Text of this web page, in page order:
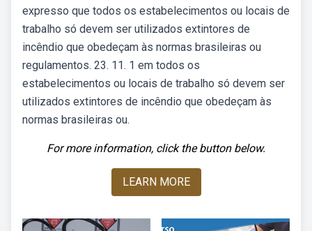
expresso que todos os estabelecimentos ou locais de
trabalho só devem ser utilizados extintores de
incêndio que obedeçam às normas brasileiras ou
regulamentos. 23. 11. 1 em todos os
estabelecimentos ou locais de trabalho só devem ser
utilizados extintores de incêndio que obedeçam às
normas brasileiras ou.
For more information, click the button below.
LEARN MORE